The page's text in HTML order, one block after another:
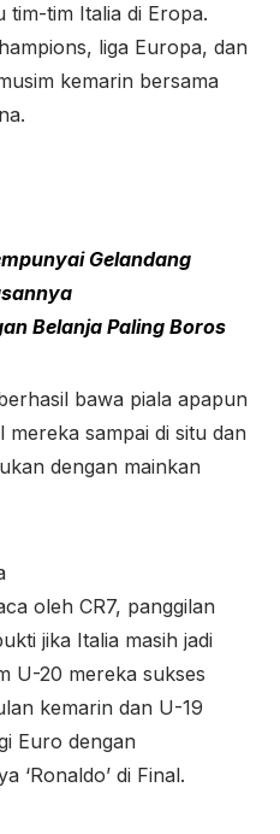
tim-tim Italia di Eropa.
liga Europa, dan
kemarin bersama
Gelandang
Belanja Paling Boros
bawa piala apapun
sampai di situ dan
dengan mainkan
oleh CR7, panggilan
jika Italia masih jadi
U-20 mereka sukses
kemarin dan U-19
Euro dengan
‘Ronaldo’ di Final.